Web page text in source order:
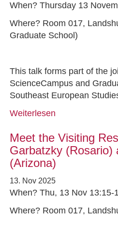
When? Thursday 13
Where? Room 017,
Graduate School)
This talk forms part of the
ScienceCampus and
Southeast European
Weiterlesen
Meet the Visiting
Garbatzky (Rosario)
(Arizona)
13. Nov 2025
When? Thu, 13 Nov 13:15-
Where? Room 017,